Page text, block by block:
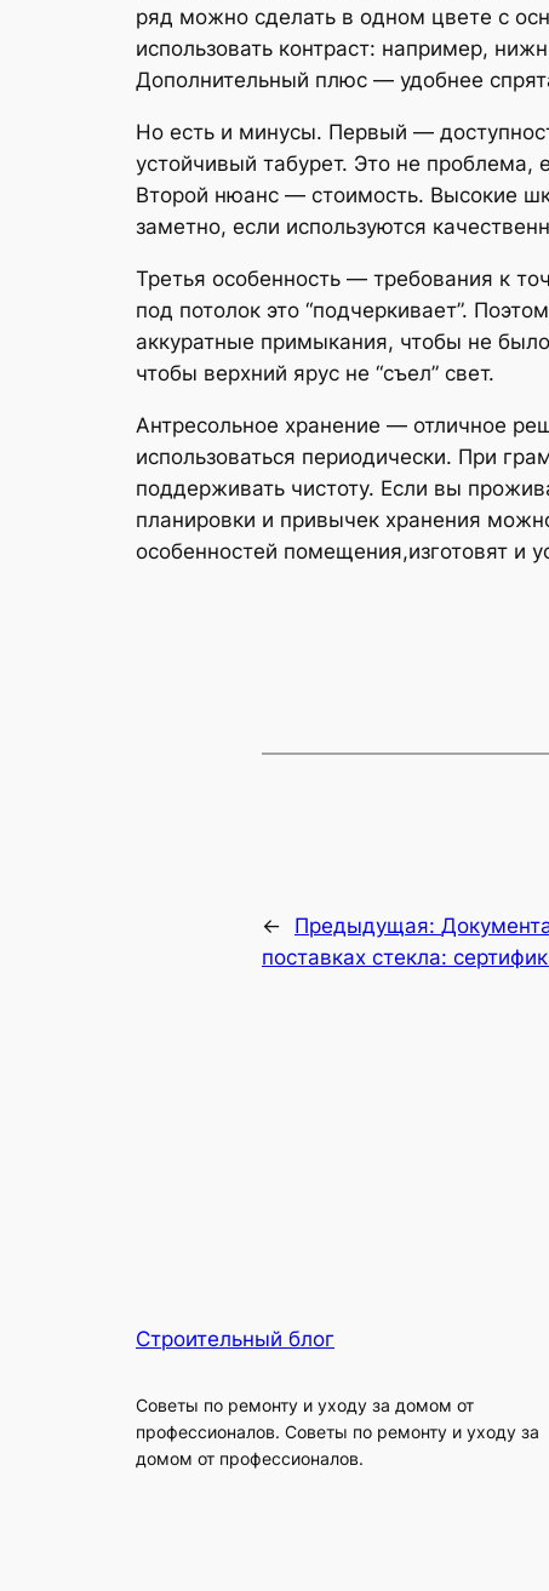
ряд можно сделать в одном цвете с
использовать контраст: например,
Дополнительный плюс — удобнее
Но есть и минусы. Первый —
устойчивый табурет. Это не
Второй нюанс — стоимость. Высокие
заметно, если используются
Третья особенность — требования к
под потолок это “подчеркивает”.
аккуратные примыкания, чтобы не
чтобы верхний ярус не “съел” свет.
Антресольное хранение — отличное
использоваться периодически. При
поддерживать чистоту. Если вы
планировки и привычек хранения
особенностей помещения,изготовят и
← Предыдущая:
поставках стекла:
Строительный блог
Советы по ремонту и уходу за домом от
профессионалов. Советы по ремонту и уходу за
домом от профессионалов.